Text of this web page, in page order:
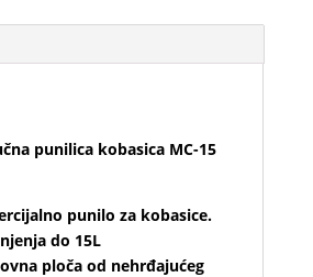
punilica kobasica MC-15
punilo za kobasice.
do 15L
ploča od nehrđajućeg